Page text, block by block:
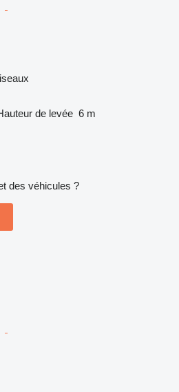
de levée 6 m
des véhicules ?